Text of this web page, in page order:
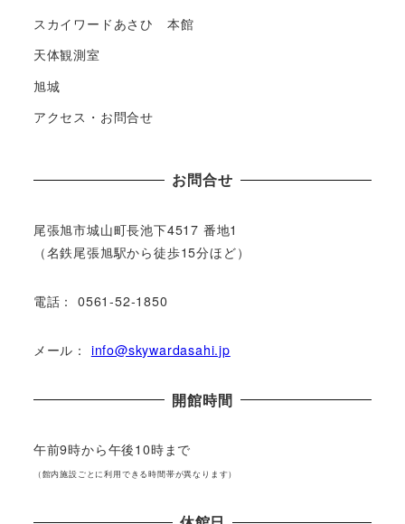
スカイワードあさひ 本館
天体観測室
旭城
アクセス・お問合せ
お問合せ
尾張旭市城⼭町⻑池下4517 番地1
（名鉄尾張旭駅から徒歩15分ほど）
電話： 0561-52-1850
メール： info@skywardasahi.jp
開館時間
午前9時から午後10時まで
（館内施設ごとに利⽤できる時間帯が異なります）